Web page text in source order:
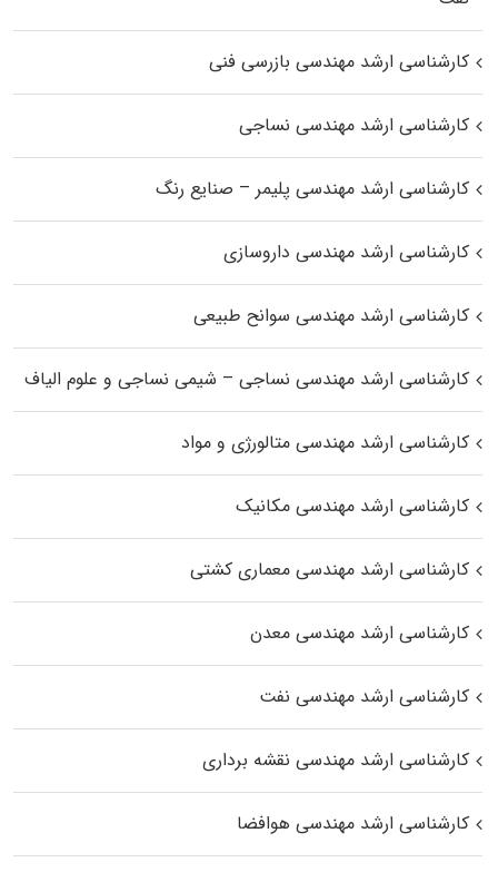
کارشناسی ارشد مهندسی بازرسی فنی
کارشناسی ارشد مهندسی نساجی
کارشناسی ارشد مهندسی پلیمر – صنایع رنگ
کارشناسی ارشد مهندسی داروسازی
کارشناسی ارشد مهندسی سوانح طبیعی
کارشناسی ارشد مهندسی نساجی – شیمی نساجی و علوم الیاف
کارشناسی ارشد مهندسی متالورژی و مواد
کارشناسی ارشد مهندسی مکانیک
کارشناسی ارشد مهندسی معماری کشتی
کارشناسی ارشد مهندسی معدن
کارشناسی ارشد مهندسی نفت
کارشناسی ارشد مهندسی نقشه برداری
کارشناسی ارشد مهندسی هوافضا